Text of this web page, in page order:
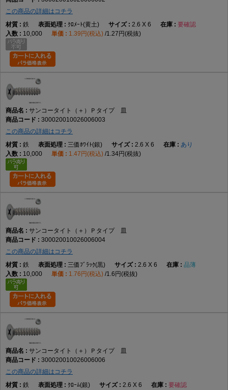
この商品の詳細はコチラ
鉄
ｸﾛﾒｰﾄ(黄土) 2.6 X 6
要確認
10,000
1.39円(税込) 1.27円(税抜)
サンコータイト（＋）Ｐタイプ 皿
300020010026006003
この商品の詳細はコチラ
鉄
三価ﾎﾜｲﾄ(銀) 2.6 X 6
あり
10,000
1.47円(税込) 1.34円(税抜)
サンコータイト（＋）Ｐタイプ 皿
300020010026006004
この商品の詳細はコチラ
鉄
三価ﾌﾞﾗｯｸ(黒) 2.6 X 6
品薄
10,000
1.76円(税込) 1.6円(税抜)
サンコータイト（＋）Ｐタイプ 皿
300020010026006006
この商品の詳細はコチラ
鉄
ｸﾛｰﾑ(銀) 2.6 X 6
要確認